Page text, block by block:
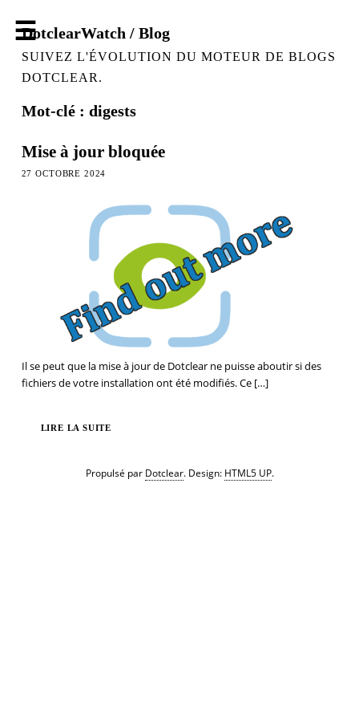
DotclearWatch / Blog
SUIVEZ L'ÉVOLUTION DU MOTEUR DE BLOGS
DOTCLEAR.
Mot-clé : digests
Mise à jour bloquée
27 OCTOBRE 2024
Il se peut que la mise à jour de Dotclear ne puisse aboutir si des
fichiers de votre installation ont été modifiés. Ce[…]
LIRE LA SUITE
Propulsé par Dotclear. Design: HTML5 UP.